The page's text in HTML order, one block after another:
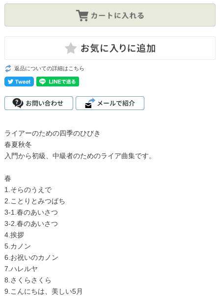
返品についての詳細はこちら
ライアーのための四季のひびき
春夏秋冬
入門から初級、中級者のためのライア曲集です。
春
1.そらのうえで
2.ことりとみつばち
3-1.春のあいさつ
3-2.春のあいさつ
4.挨拶
5.カノン
6.お祝いのカノン
7.ハレルヤ
8.さくらさくら
9.こんにちは、美しい5月